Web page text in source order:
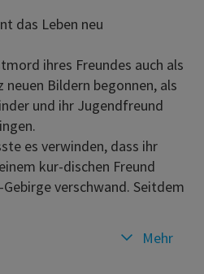
das Leben neu
ihres Freundes auch als
Bildern begonnen, als
und ihr Jugendfreund
es verwinden, dass ihr
kur-dischen Freund
verschwand. Seitdem
Mehr